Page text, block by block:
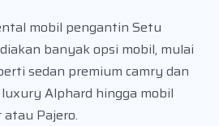
mobil pengantin Setu
banyak opsi mobil, mulai
sedan premium camry dan
Alphard hingga mobil
Pajero.